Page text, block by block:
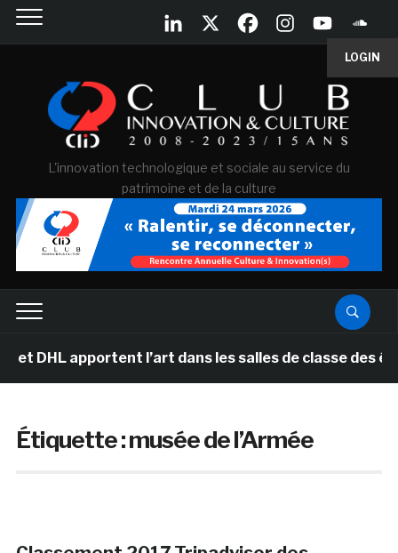
LOGIN
L'innovation technologique et sociale au service du
patrimoine et de la culture
apportent l’art dans les salles de classe des écoles
Étiquette :musée de l’Armée